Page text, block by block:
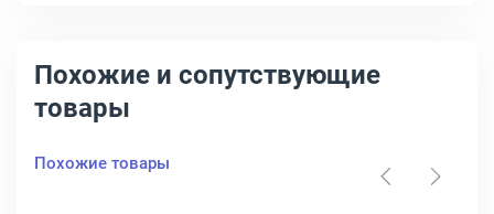
Похожие и сопутствующие
товары
Похожие товары